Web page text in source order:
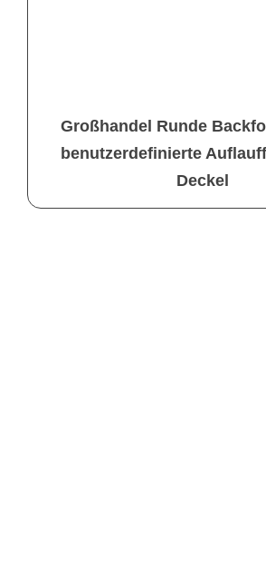
Großhandel Runde
benutzerdefinierte
Deckel